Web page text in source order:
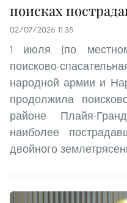
поисках
02/07/2026 11:35
1 июля (по
поисково-
народной армии и
продолжила
районе Плайя-
наиболее
двойного